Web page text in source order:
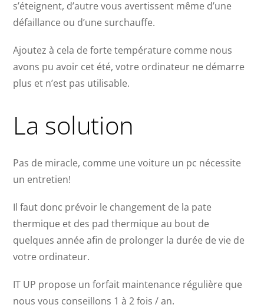
s’éteignent, d’autre vous avertissent même d’une
défaillance ou d’une surchauffe.
Ajoutez à cela de forte température comme nous
avons pu avoir cet été, votre ordinateur ne démarre
plus et n’est pas utilisable.
La solution
Pas de miracle, comme une voiture un pc nécessite
un entretien!
Il faut donc prévoir le changement de la pate
thermique et des pad thermique au bout de
quelques année afin de prolonger la durée de vie de
votre ordinateur.
IT UP propose un forfait maintenance régulière que
nous vous conseillons 1 à 2 fois / an.